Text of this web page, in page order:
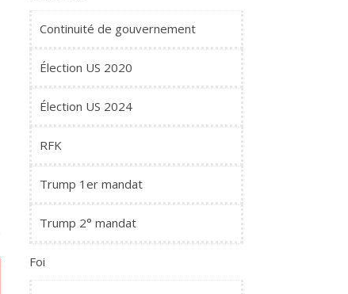
Continuité de gouvernement
Élection US 2020
Élection US 2024
RFK
Trump 1er mandat
Trump 2° mandat
Foi